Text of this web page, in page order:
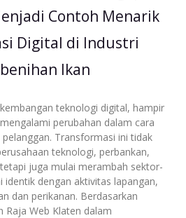
Contoh Menarik
Digital di Industri
Ikan
teknologi digital, hampir
perubahan dalam cara
Transformasi ini tidak
teknologi, perbankan,
juga mulai merambah sektor-
identik dengan aktivitas lapangan,
dan perikanan. Berdasarkan
Raja Web Klaten dalam